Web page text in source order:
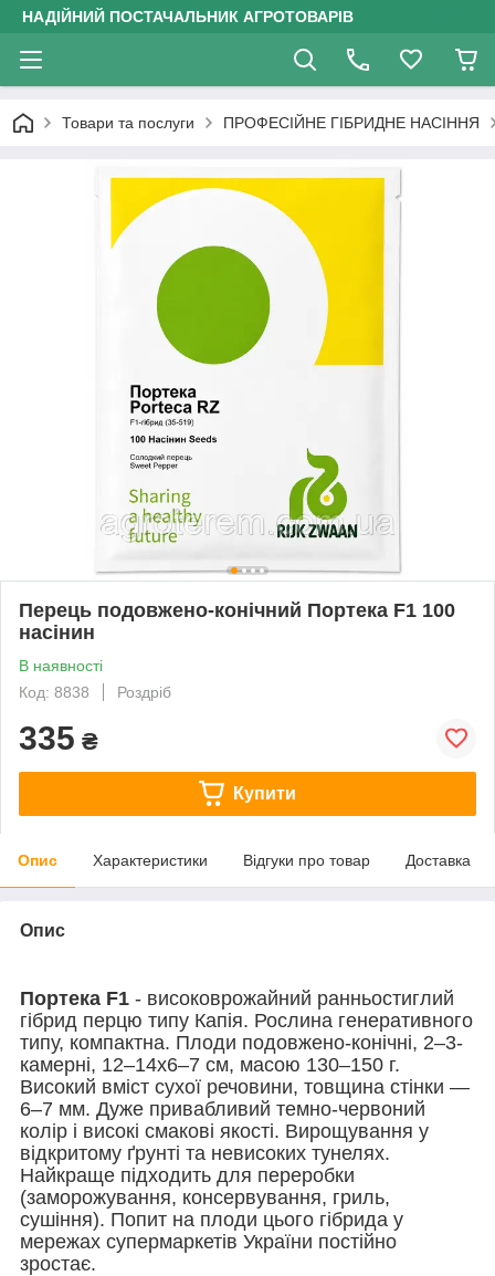
НАДІЙНИЙ ПОСТАЧАЛЬНИК АГРОТОВАРІВ
Товари та послуги ПРОФЕСІЙНЕ ГІБРИДНЕ НАСІННЯ
Перець подовжено-конічний Портека F1 100
насінин
В наявності
Код: 8838
Роздріб
335 ₴
Купити
Опис Характеристики Відгуки про товар Доставка
Опис
Портека F1 - високоврожайний ранньостиглий
гібрид перцю типу Капія. Рослина генеративного
типу, компактна. Плоди подовжено-конічні, 2–3-
камерні, 12–14х6–7 см, масою 130–150 г.
Високий вміст сухої речовини, товщина стінки —
6–7 мм. Дуже привабливий темно-червоний
колір і високі смакові якості. Вирощування у
відкритому ґрунті та невисоких тунелях.
Найкраще підходить для переробки
(заморожування, консервування, гриль,
сушіння). Попит на плоди цього гібрида у
мережах супермаркетів України постійно
зростає.